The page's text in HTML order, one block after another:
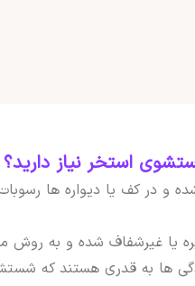
استخر نیاز دارید؟
و در کف یا دیواره ها
یا غیرشفاف شده و به روش
ها به قدری هستند که